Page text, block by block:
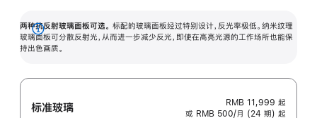
两种抗反射玻璃面板可选。 标配的玻璃面板经过特别设计，反光率极低。纳米纹理
玻璃面板可分散反射光，从而进一步减少反光，即使在高亮光源的工作场所也能保
持出色画质。
展
开
标准玻璃 RMB 11,999 起
或 RMB 500/月 (24 期) 起